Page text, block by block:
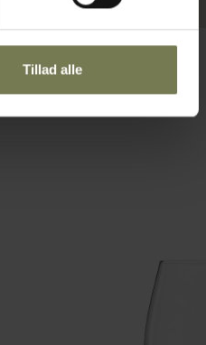
Tillad alle